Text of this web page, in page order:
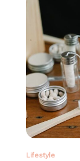
Lifestyle